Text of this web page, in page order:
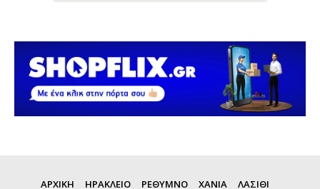
ΑΡΧΙΚΗ ΗΡΑΚΛΕΙΟ ΡΕΘΥΜΝΟ ΧΑΝΙΑ
ΛΑΣΙΘΙ